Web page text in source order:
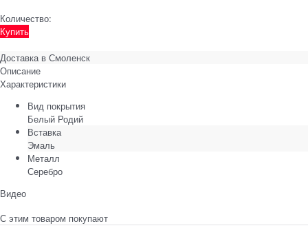
Количество:
Купить
Доставка в Смоленск
Описание
Характеристики
Вид покрытия
Белый Родий
Вставка
Эмаль
Металл
Серебро
Видео
С этим товаром покупают